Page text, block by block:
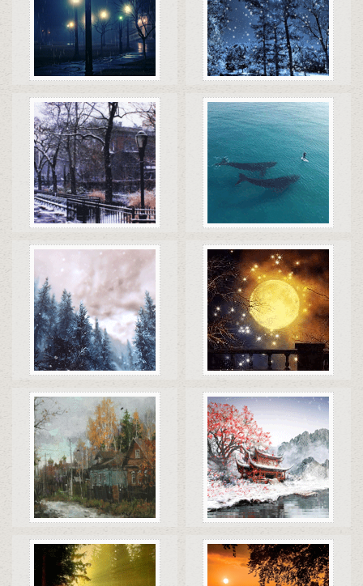
Коды Скачать
Коды Скачать
Коды Скачать
Коды Скачать Коды Скачать